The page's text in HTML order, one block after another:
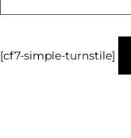
[cf7-simple-turnstile]